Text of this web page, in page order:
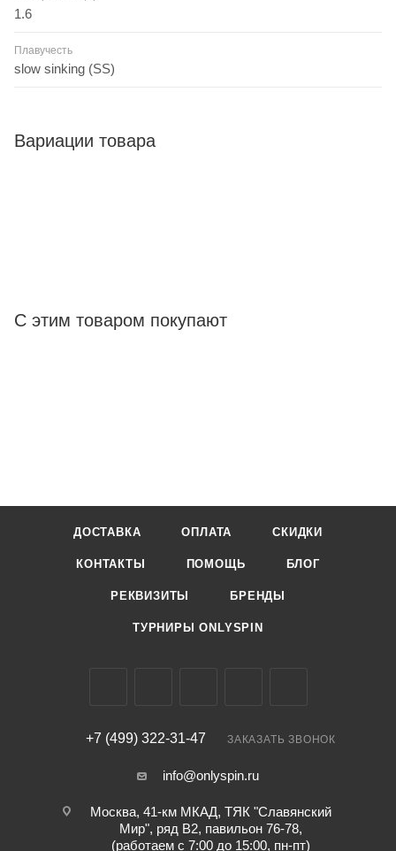
1.6
Плавучесть
slow sinking (SS)
Вариации товара
С этим товаром покупают
ДОСТАВКА ОПЛАТА СКИДКИ
КОНТАКТЫ ПОМОЩЬ БЛОГ
РЕКВИЗИТЫ БРЕНДЫ
ТУРНИРЫ ONLYSPIN
+7 (499) 322-31-47 ЗАКАЗАТЬ ЗВОНОК
info@onlyspin.ru
Москва, 41-км МКАД, ТЯК "Славянский
Мир", ряд В2, павильон 76-78,
(работаем с 7:00 до 15:00, пн-пт)